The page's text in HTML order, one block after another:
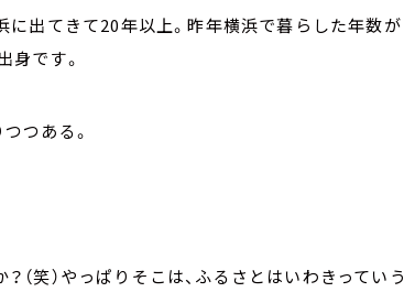
に出てきて20年以上。昨年横浜で暮らした年数が
身です。
つある。
（笑）やっぱりそこは、ふるさとはいわきっていう